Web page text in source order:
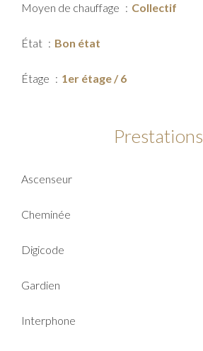
Moyen de chauffage Collectif
État Bon état
Étage 1er étage / 6
Prestations
Ascenseur
Cheminée
Digicode
Gardien
Interphone